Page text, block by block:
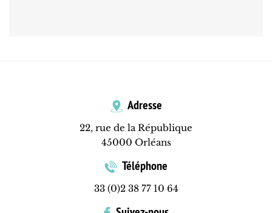
Adresse
22, rue de la République
45000 Orléans
Téléphone
33 (0)2 38 77 10 64